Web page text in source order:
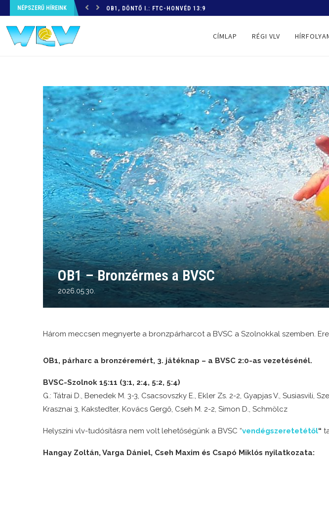
NÉPSZERŰ HÍREINK OB1, DÖNTŐ I.: FTC-HONVÉD 13:9
CÍMLAP RÉGI VLV
OB1 – Bronzérmes a BVSC
2026.05.30.
Három meccsen megnyerte a bronzpárharcot a BVSC a Szolnokkal szemben.
OB1, párharc a bronzéremért, 3. játéknap – a BVSC 2:0-as vezetésénél.
BVSC-Szolnok 15:11 (3:1, 2:4, 5:2, 5:4)
G.: Tátrai D., Benedek M. 3-3, Csacsovszky E., Ekler Zs. 2-2, Gyapjas V., Susiasvili,
Krasznai 3, Kakstedter, Kovács Gergő, Cseh M. 2-2, Simon D., Schmölcz
Helyszíni vlv-tudósításra nem volt lehetőségünk a BVSC “vendégszeretetétől“
Hangay Zoltán, Varga Dániel, Cseh Maxim és Csapó Miklós nyilatkozata: